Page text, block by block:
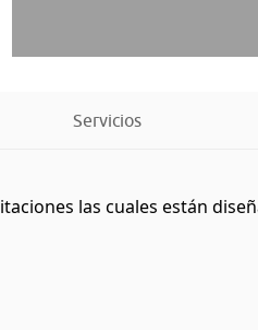
Servicios
las cuales están